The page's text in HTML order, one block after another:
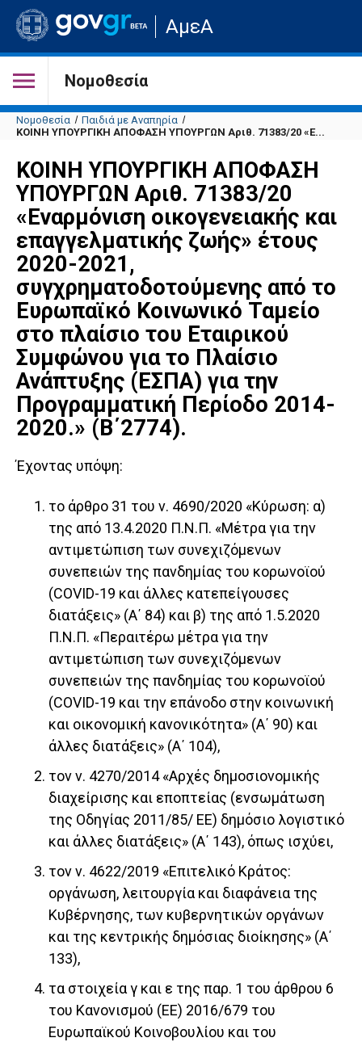
Μετάβαση
στην
σελίδα
του
ΑμεΑ
Νομοθεσία
Νομοθεσία
Παιδιά με Αναπηρία
ΚΟΙΝΗ ΥΠΟΥΡΓΙΚΗ ΑΠΟΦΑΣΗ ΥΠΟΥΡΓΩΝ Αριθ. 71383/20 «Ε...
ΚΟΙΝΗ ΥΠΟΥΡΓΙΚΗ ΑΠΟΦΑΣΗ
ΥΠΟΥΡΓΩΝ Αριθ. 71383/20
«Εναρμόνιση οικογενειακής και
επαγγελματικής ζωής» έτους
2020-2021,
συγχρηματοδοτούμενης από το
Ευρωπαϊκό Κοινωνικό Ταμείο
στο πλαίσιο του Εταιρικού
Συμφώνου για το Πλαίσιο
Ανάπτυξης (ΕΣΠΑ) για την
Προγραμματική Περίοδο 2014-
2020.» (Β΄2774).
Έχοντας υπόψη:
το άρθρο 31 του ν. 4690/2020 «Κύρωση: α)
της από 13.4.2020 Π.Ν.Π. «Μέτρα για την
αντιμετώπιση των συνεχιζόμενων
συνεπειών της πανδημίας του κορωνοϊού
(COVID-19 και άλλες κατεπείγουσες
διατάξεις» (Α΄ 84) και β) της από 1.5.2020
Π.Ν.Π. «Περαιτέρω μέτρα για την
αντιμετώπιση των συνεχιζόμενων
συνεπειών της πανδημίας του κορωνοϊού
(COVID-19 και την επάνοδο στην κοινωνική
και οικονομική κανονικότητα» (Α΄ 90) και
άλλες διατάξεις» (Α΄ 104),
τον ν. 4270/2014 «Αρχές δημοσιονομικής
διαχείρισης και εποπτείας (ενσωμάτωση
της Οδηγίας 2011/85/ ΕΕ) δημόσιο λογιστικό
και άλλες διατάξεις» (Α΄ 143), όπως ισχύει,
τον ν. 4622/2019 «Επιτελικό Κράτος:
οργάνωση, λειτουργία και διαφάνεια της
Κυβέρνησης, των κυβερνητικών οργάνων
και της κεντρικής δημόσιας διοίκησης» (Α΄
133),
τα στοιχεία γ και ε της παρ. 1 του άρθρου 6
του Κανονισμού (ΕΕ) 2016/679 του
Ευρωπαϊκού Κοινοβουλίου και του